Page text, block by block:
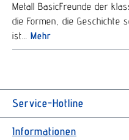
Metall BasicFreunde der
die Formen, die Geschichte
ist… Mehr
Service-Hotline
Informationen